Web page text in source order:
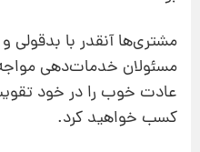
مشتری‌ها آنقدر با بدقولی
مسئولان خدمات‌دهی
عادت خوب را در خود
کسب خواهید کرد.